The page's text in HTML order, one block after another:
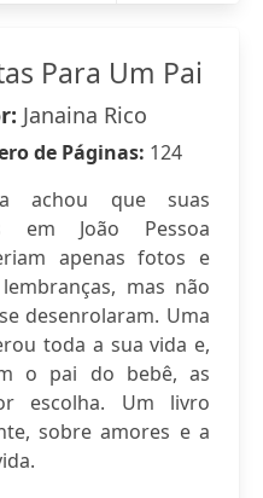
Para Um Pai
Janaina Rico
de Páginas: 124
achou que suas
em João Pessoa
apenas fotos e
mas não
desenrolaram. Uma
toda a sua vida e,
o pai do bebê, as
escolha. Um livro
sobre amores e a